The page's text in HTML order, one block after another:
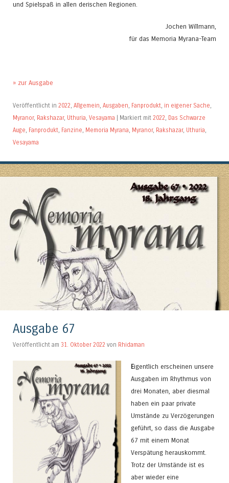
und Spielspaß in allen derischen Regionen.
Jochen Willmann,
für das Memoria Myrana-Team
» zur Ausgabe
Veröffentlicht in 2022 Allgemein Ausgaben Fanprodukt in eigener Sache
Myranor, Rakshazar, Uthuria Vesayama | Markiert mit 2022 Das Schwarze
Auge Fanprodukt Fanzine Memoria Myrana Myranor, Rakshazar, Uthuria
Vesayama
Ausgabe 67
Veröffentlicht am 31. Oktober 2022 von Rhidaman
Eigentlich erscheinen unsere
Ausgaben im Rhythmus von
drei Monaten, aber diesmal
haben ein paar private
Umstände zu Verzögerungen
geführt, so dass die Ausgabe
67 mit einem Monat
Verspätung herauskommt.
Trotz der Umstände ist es
aber wieder eine